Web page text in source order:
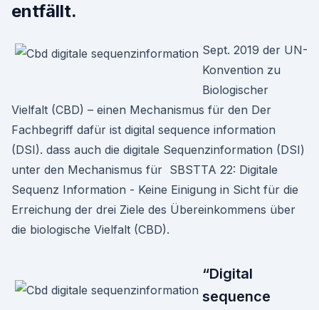
entfällt.
Sept. 2019 der UN-
Konvention zu
Biologischer
Vielfalt (CBD) – einen Mechanismus für den Der
Fachbegriff dafür ist digital sequence information
(DSI). dass auch die digitale Sequenzinformation (DSI)
unter den Mechanismus für SBSTTA 22: Digitale
Sequenz Information - Keine Einigung in Sicht für die
Erreichung der drei Ziele des Übereinkommens über
die biologische Vielfalt (CBD).
“Digital
sequence